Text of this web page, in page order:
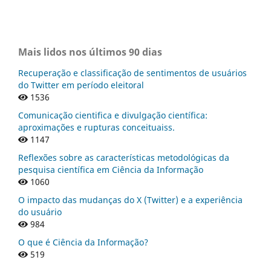
Mais lidos nos últimos 90 dias
Recuperação e classificação de sentimentos de usuários
do Twitter em período eleitoral
1536
Comunicação cientifica e divulgação científica:
aproximações e rupturas conceituaiss.
1147
Reflexões sobre as características metodológicas da
pesquisa científica em Ciência da Informação
1060
O impacto das mudanças do X (Twitter) e a experiência
do usuário
984
O que é Ciência da Informação?
519